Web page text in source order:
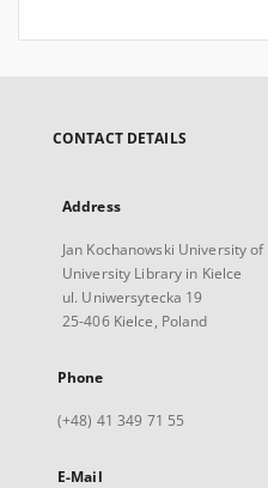
CONTACT DETAILS
Address
Jan Kochanowski University of
University Library in Kielce
ul. Uniwersytecka 19
25-406 Kielce, Poland
Phone
(+48) 41 349 71 55
E-Mail